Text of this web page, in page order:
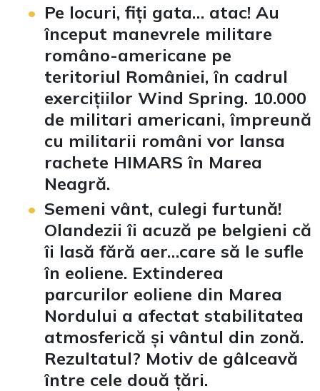
Pe locuri, fiți gata… atac! Au
început manevrele militare
româno-americane pe
teritoriul României, în cadrul
exercițiilor Wind Spring. 10.000
de militari americani, împreună
cu militarii români vor lansa
rachete HIMARS în Marea
Neagră.
Semeni vânt, culegi furtună!
Olandezii îi acuză pe belgieni că
îi lasă fără aer…care să le sufle
în eoliene. Extinderea
parcurilor eoliene din Marea
Nordului a afectat stabilitatea
atmosferică și vântul din zonă.
Rezultatul? Motiv de gâlceavă
între cele două țări.